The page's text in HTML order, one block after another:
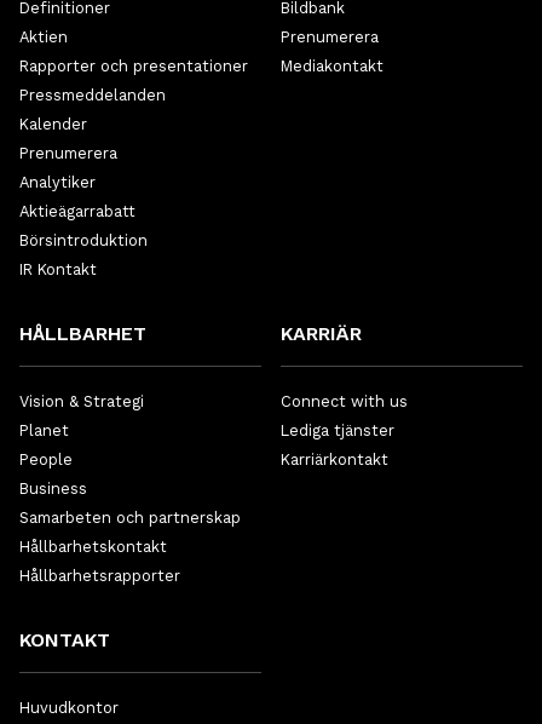
Definitioner
Aktien
Rapporter och presentationer
Pressmeddelanden
Kalender
Prenumerera
Analytiker
Aktieägarrabatt
Börsintroduktion
IR Kontakt
Bildbank
Prenumerera
Mediakontakt
HÅLLBARHET
Vision & Strategi
Planet
People
Business
Samarbeten och partnerskap
Hållbarhetskontakt
Hållbarhetsrapporter
KARRIÄR
Connect with us
Lediga tjänster
Karriärkontakt
KONTAKT
Huvudkontor